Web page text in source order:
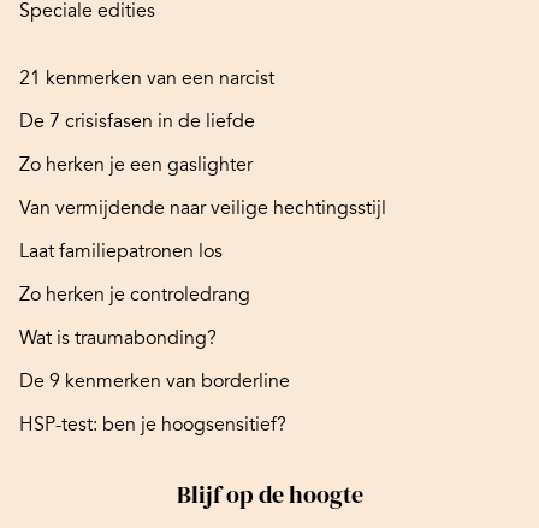
Speciale edities
21 kenmerken van een narcist
De 7 crisisfasen in de liefde
Zo herken je een gaslighter
Van vermijdende naar veilige hechtingsstijl
Laat familiepatronen los
Zo herken je controledrang
Wat is traumabonding?
De 9 kenmerken van borderline
HSP-test: ben je hoogsensitief?
Blijf op de hoogte